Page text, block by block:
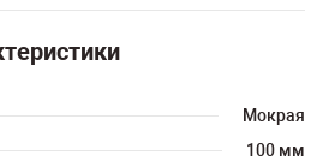
Мокрая
100 мм